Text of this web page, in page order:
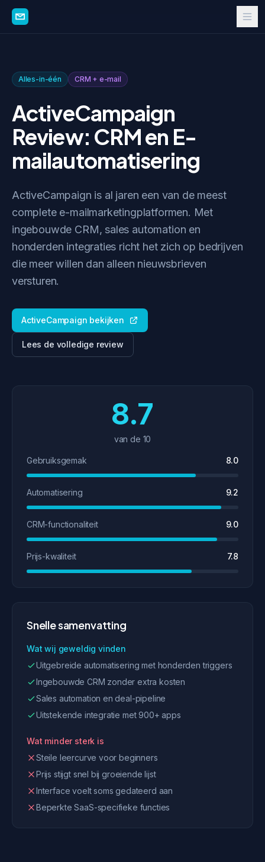
Alles-in-één CRM + e-mail
ActiveCampaign
Review: CRM en E-
mailautomatisering
ActiveCampaign is al jaren een van de meest
complete e-mailmarketingplatformen. Met
ingebouwde CRM, sales automation en
honderden integraties richt het zich op bedrijven
die meer willen dan alleen nieuwsbrieven
versturen.
ActiveCampaign bekijken
Lees de volledige review
8.7
van de 10
Gebruiksgemak 8.0
Automatisering 9.2
CRM-functionaliteit 9.0
Prijs-kwaliteit 7.8
Snelle samenvatting
Wat wij geweldig vinden
Uitgebreide automatisering met honderden triggers
Ingebouwde CRM zonder extra kosten
Sales automation en deal-pipeline
Uitstekende integratie met 900+ apps
Wat minder sterk is
Steile leercurve voor beginners
Prijs stijgt snel bij groeiende lijst
Interface voelt soms gedateerd aan
Beperkte SaaS-specifieke functies